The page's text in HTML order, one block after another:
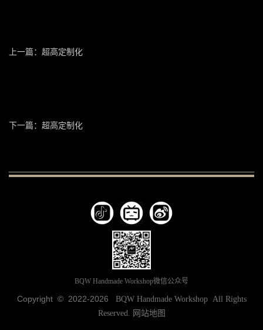
上一篇：超高定制化
下一篇：超高定制化
BQW Handmade Workshop微信公众号
Copyright © 2022-2026
BQW Handmade Workshop All Rights
Reserved.
网站地图